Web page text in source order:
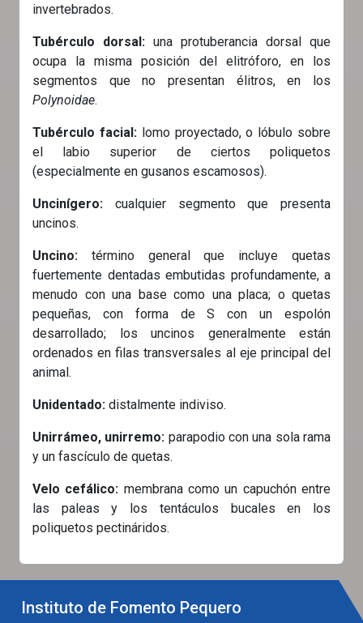
invertebrados.
Tubérculo dorsal: una protuberancia dorsal que
ocupa la misma posición del elitróforo, en los
segmentos que no presentan élitros, en los
Polynoidae.
Tubérculo facial: lomo proyectado, o lóbulo sobre
el labio superior de ciertos poliquetos
(especialmente en gusanos escamosos).
Uncinígero: cualquier segmento que presenta
uncinos.
Uncino: término general que incluye quetas
fuertemente dentadas embutidas profundamente, a
menudo con una base como una placa; o quetas
pequeñas, con forma de S con un espolón
desarrollado; los uncinos generalmente están
ordenados en filas transversales al eje principal del
animal.
Unidentado: distalmente indiviso.
Unirrámeo, unirremo: parapodio con una sola rama
y un fascículo de quetas.
Velo cefálico: membrana como un capuchón entre
las paleas y los tentáculos bucales en los
poliquetos pectináridos.
Instituto de Fomento Pequero